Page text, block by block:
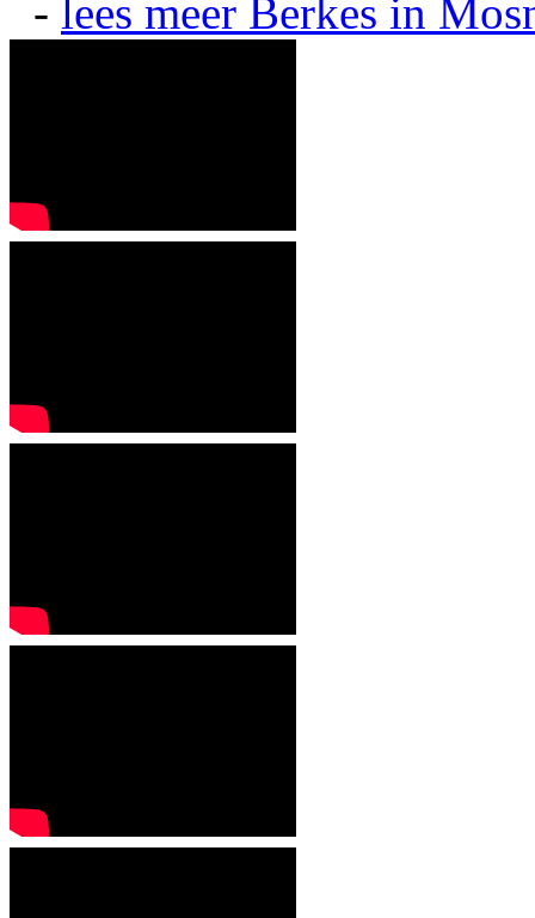
- lees meer Berkes in